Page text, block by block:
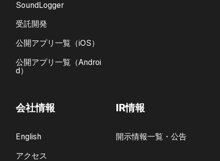
SoundLogger
受託開発
公開アプリ一覧（iOS）
公開アプリ一覧（Androi
d）
会社情報
English
アクセス
IR情報
開示情報一覧・公告